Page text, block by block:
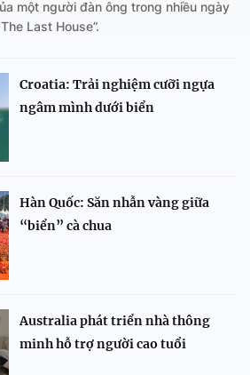
một người đàn ông trong nhiều ngày
Last House”.
Croatia: Trải nghiệm cưỡi ngựa
ngâm mình dưới biển
Hàn Quốc: Săn nhẫn vàng giữa
“biển” cà chua
Australia phát triển nhà thông
minh hỗ trợ người cao tuổi